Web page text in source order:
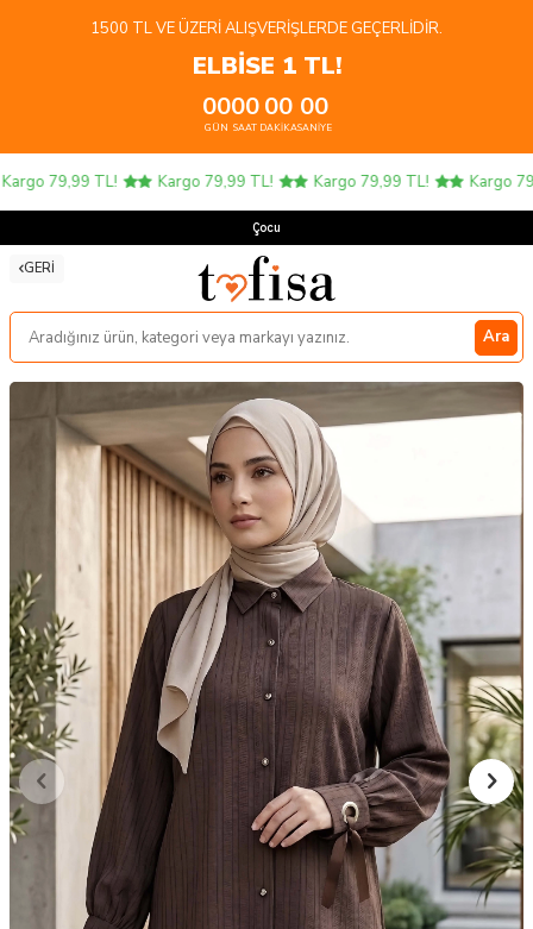
1500 TL VE ÜZERI ALIŞVERIŞLERDE GEÇERLIDIR.
ELBİSE 1 TL!
00
GÜN
00
SAAT
00
DAKIKA
00
SANIYE
79,99 TL! Kargo 79,99 TL! Kargo 79,99 TL! Kargo
Çocuk Ü
GERI
Ara